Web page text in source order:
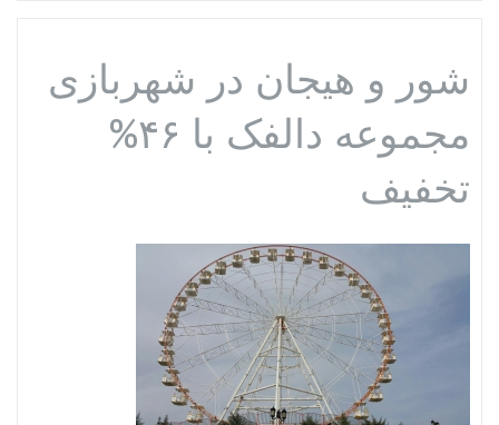
شور و هیجان در شهربازی
مجموعه دالفک با ۴۶%
تخفیف